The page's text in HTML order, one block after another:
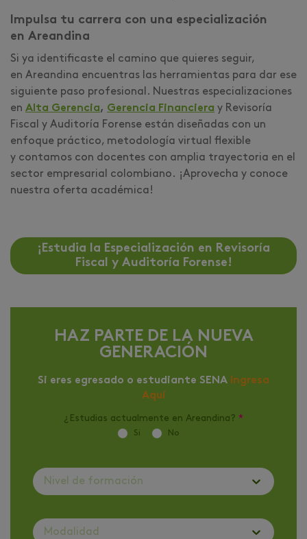
Impulsa tu carrera con una especialización
en Areandina
Si ya identificaste el camino que quieres seguir,
en Areandina encuentras las herramientas para dar ese
siguiente paso profesional. Nuestras especializaciones
en Alta Gerencia, Gerencia Financiera y Revisoría
Fiscal y Auditoría Forense están diseñadas con un
enfoque práctico, metodología virtual flexible
y contamos con docentes con amplia trayectoria en el
sector empresarial colombiano. ¡Aprovecha y conoce
nuestra oferta académica!
¡Estudia la Especialización en Revisoría
Fiscal y Auditoría Forense!
HAZ PARTE DE LA NUEVA
GENERACIÓN
Si eres egresado o estudiante SENA Ingresa
Aquí
¿Estudias actualmente en Areandina? *
Si No
Nivel de formación
Modalidad